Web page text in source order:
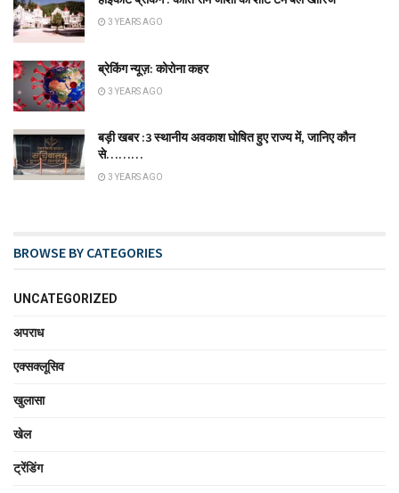
3 YEARS AGO
ब्रेकिंग न्यूज़: कोरोना कहर
3 YEARS AGO
बड़ी खबर :3 स्थानीय अवकाश घोषित हुए राज्य में, जानिए कौन
से………
3 YEARS AGO
BROWSE BY CATEGORIES
UNCATEGORIZED
अपराध
एक्सक्लूसिव
खुलासा
खेल
ट्रेंडिंग